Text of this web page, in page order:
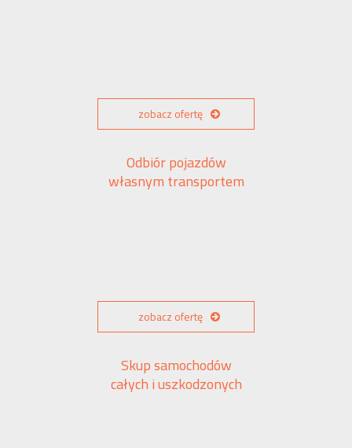
zobacz ofertę
Odbiór pojazdów
własnym transportem
zobacz ofertę
Skup samochodów
całych i uszkodzonych